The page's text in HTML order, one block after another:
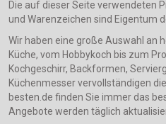
Die auf dieser Seite verwendeten
und Warenzeichen sind Eigentum
Wir haben eine große Auswahl an
Küche, vom Hobbykoch bis zum
Kochgeschirr, Backformen,
Küchenmesser vervollständigen
besten.de finden Sie immer das
Angebote werden täglich